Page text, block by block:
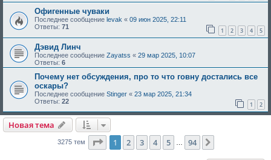
Офигенные чуваки
Последнее сообщение levak « 09 июн 2025, 22:11
Ответы: 71 1 2 3 4 5
Дэвид Линч
Последнее сообщение Zayatss « 29 мар 2025, 10:07
Ответы: 6
Почему нет обсуждения, про то что говну достались все
оскары?
Последнее сообщение Stinger « 23 мар 2025, 21:34
Ответы: 22 1 2
Новая тема
3275 тем Страница из 94
1 2 3 4 5 … 94